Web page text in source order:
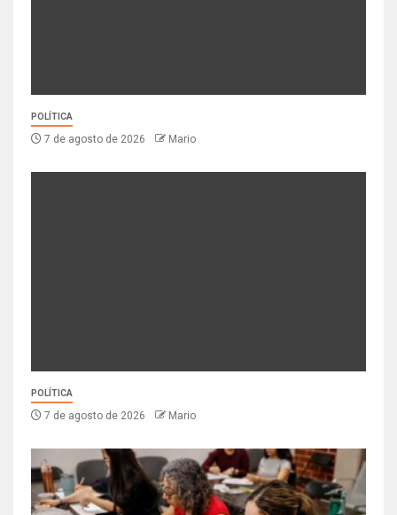
POLÍTICA
7 de agosto de 2026 Mario
POLÍTICA
7 de agosto de 2026 Mario